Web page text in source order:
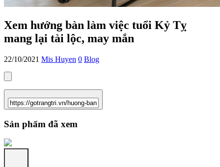
Xem hướng bàn làm việc tuổi Kỷ Tỵ
mang lại tài lộc, may mắn
22/10/2021 Mis Huyen 0 Blog
Sản phẩm đã xem